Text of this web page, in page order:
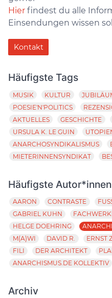
Hier findest du alle
Einsendungen wissen
Kontakt
Häufigste Tags
MUSIK KULTUR
POESIE'N'POLITICS
AKTUELLES
GESCHICHTE
URSULA K. LE GUIN
ANARCHOSYNDIKALISMUS
MIETERINNENSYNDIKAT
Häufigste Autor*innen
AARON CONTRASTE
GABRIEL KUHN
HELGE DOEHRING
M(A)WI
DAVID R. ERNST
FILI
DER ARCHITEKT
ANARCHISMUS.DE KOLLEKTIV
Archiv